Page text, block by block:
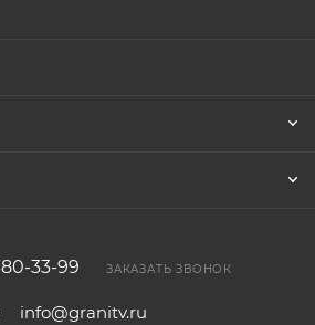
33-99 ЗАКАЗАТЬ ЗВОНОК
info@granitv.ru